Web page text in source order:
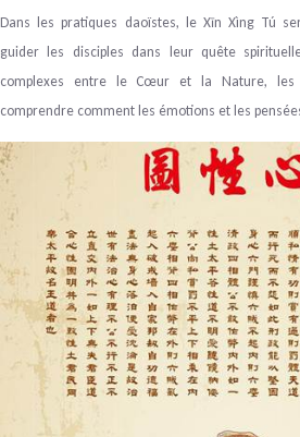
Dans les pratiques daoïstes, le Xīn Xìng Tú
guider les disciples dans leur quête
complexes entre le Cœur et la Nature, les
comprendre comment les émotions et les